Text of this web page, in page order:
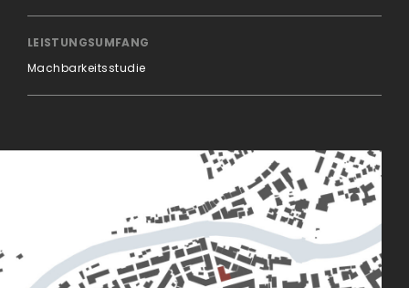
LEISTUNGSUMFANG
Machbarkeitsstudie